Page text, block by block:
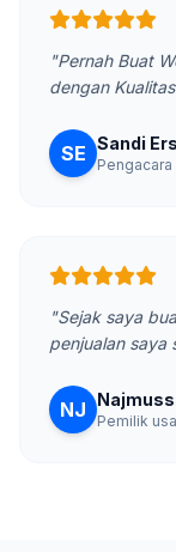
"Pernah Buat
dengan
SE Sandi
"Sejak saya
penjualan saya
NJ Pemilik